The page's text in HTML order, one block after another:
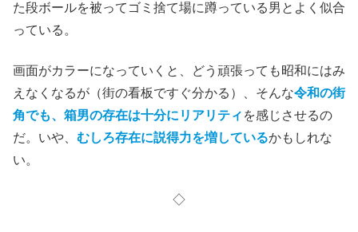
た段ボールを被ってゴミ捨て場に蹲っている男とよく似合
っている。
画面がカラーになっていくと、どう頑張っても昭和にはみ
えなくなるが（街の看板ですぐ分かる）、そんな令和の街
角でも、箱男の存在は十分にリアリティ を感じさせるの
だ。いや、 むしろ存在に説得力を増しているかもしれな
い。
◇